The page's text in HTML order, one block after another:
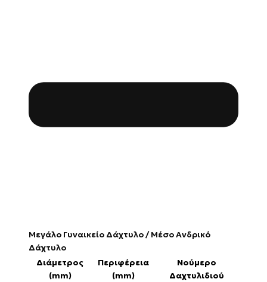
Μεγάλο Γυναικείο Δάχτυλο / Μέσο Ανδρικό
Δάχτυλο
Διάμετρος
(mm)
Περιφέρεια
(mm)
Νούμερο
Δαχτυλιδιού